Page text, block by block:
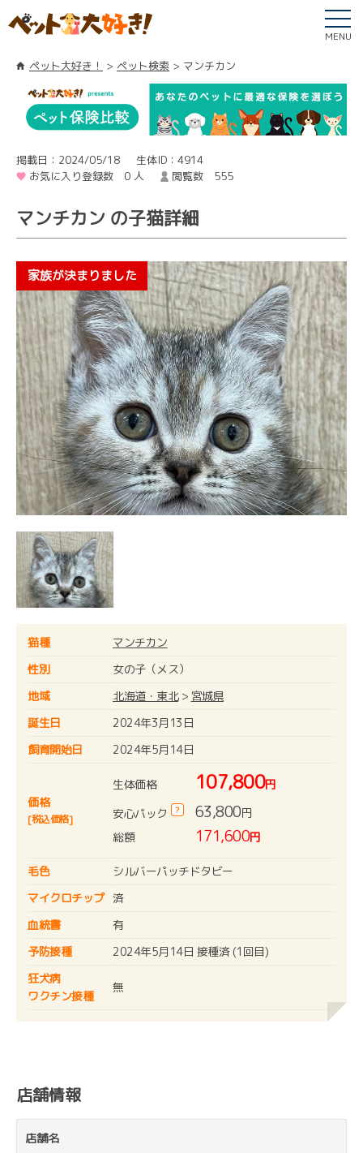
MENU
ペット大好き！ ペット検索 マンチカン
掲載日：2024/05/18
生体ID：4914
お気に入り登録数 0 人
閲覧数 555
マンチカン の子猫詳細
猫種
マンチカン
性別
女の子（メス）
地域
北海道・東北> 宮城県
誕生日
2024年3月13日
飼育開始日
2024年5月14日
価格
[税込価格]
生体価格 107,800円
安心パック
? 63,800円
総額
171,600円
毛色
シルバーパッチドタビー
マイクロチップ 済
血統書
有
予防接種
2024年5月14日 接種済 (1回目)
狂犬病
ワクチン接種
無
店舗情報
店舗名